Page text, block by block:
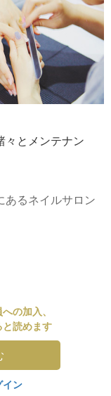
々とメンテナン
あるネイルサロン
の加入、
と読めます
イン